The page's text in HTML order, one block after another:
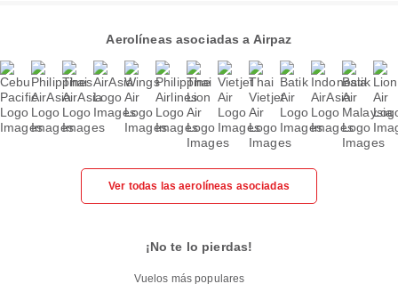
Aerolíneas asociadas a Airpaz
Ver todas las aerolíneas asociadas
¡No te lo pierdas!
Vuelos más populares